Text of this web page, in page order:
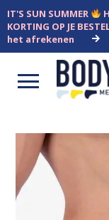
IT'S SUN SUMMER
KORTING OP JE
het afrekenen
Open